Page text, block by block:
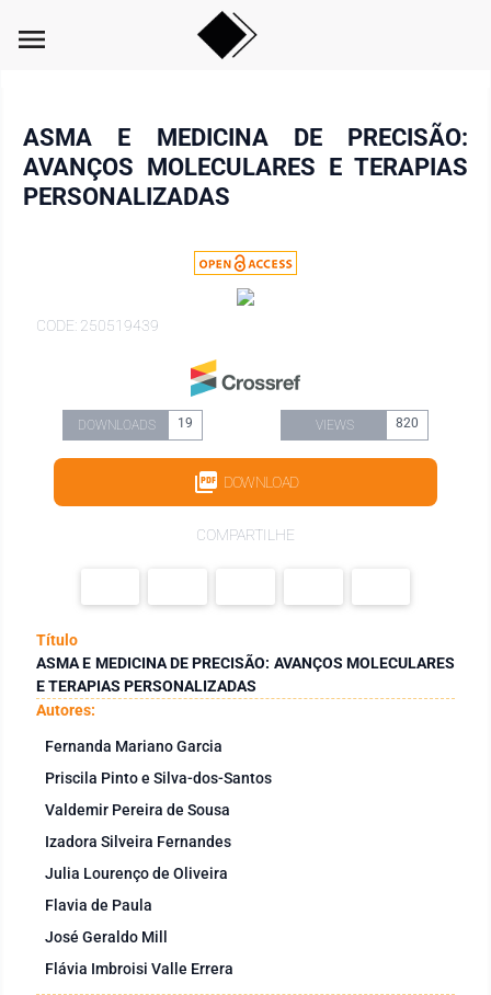
menu
ASMA E MEDICINA DE PRECISÃO:
AVANÇOS MOLECULARES E TERAPIAS
PERSONALIZADAS
CODE: 250519439
DOWNLOADS 19 VIEWS 820
DOWNLOAD
COMPARTILHE
Título
ASMA E MEDICINA DE PRECISÃO: AVANÇOS MOLECULARES
E TERAPIAS PERSONALIZADAS
Autores:
Fernanda Mariano Garcia
Priscila Pinto e Silva-dos-Santos
Valdemir Pereira de Sousa
Izadora Silveira Fernandes
Julia Lourenço de Oliveira
Flavia de Paula
José Geraldo Mill
Flávia Imbroisi Valle Errera